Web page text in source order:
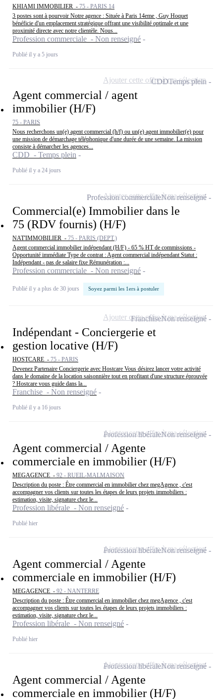
KHIAMI IMMOBILIER - 75 - PARIS 14
3 postes sont à pourvoir Notre agence : Située à Paris 14eme , Guy Hoquet
bénéficie d'un emplacement stratégique offrant une visibilité optimale et une
proximité directe avec notre clientèle. Nous...
Profession commerciale - Non renseigné
Publié il y a 5 jours
Agent commercial / agent
immobilier (H/F)
75 - PARIS
Nous recherchons un(e) agent commercial (h/f) ou un(e) agent immobilier(e) pour
une mission de démarchage téléphonique d'une durée de une semaine. La mission
consiste à démarcher les agences...
CDD - Temps plein
Publié il y a 24 jours
CDDTemps plein
Ajouter cette offre à ma sélection
Commercial(e) Immobilier dans le
75 (RDV fournis) (H/F)
NAT'IMMOBILIER - 75 - PARIS (DEPT.)
Agent commercial immobilier indépendant (H/F) - 65 % HT de commissions -
Opportunité immédiate Type de contrat : Agent commercial indépendant Statut :
Indépendant - pas de salaire fixe Rémunération :...
Profession commerciale - Non renseigné
Publié il y a plus de 30 jours Soyez parmi les 1ers à postuler
Profession commercialeNon renseigné
Ajouter cette offre à ma sélection
Indépendant - Conciergerie et
gestion locative (H/F)
HOSTCARE - 75 - PARIS
Devenez Partenaire Conciergerie avec Hostcare Vous désirez lancer votre activité
dans le domaine de la location saisonnière tout en profitant d'une structure éprouvée
? Hostcare vous guide dans la...
Franchise - Non renseigné
Publié il y a 16 jours
FranchiseNon renseigné
Ajouter cette offre à ma sélection
Agent commercial / Agente
commerciale en immobilier (H/F)
MEGAGENCE - 92 - RUEIL-MALMAISON
Description du poste : Être commercial en immobilier chez megAgence , c'est
accompagner vos clients sur toutes les étapes de leurs projets immobiliers :
estimation, visite, signature chez le...
Profession libérale - Non renseigné
Publié hier
Profession libéraleNon renseigné
Ajouter cette offre à ma sélection
Agent commercial / Agente
commerciale en immobilier (H/F)
MEGAGENCE - 92 - NANTERRE
Description du poste : Être commercial en immobilier chez megAgence , c'est
accompagner vos clients sur toutes les étapes de leurs projets immobiliers :
estimation, visite, signature chez le...
Profession libérale - Non renseigné
Publié hier
Profession libéraleNon renseigné
Ajouter cette offre à ma sélection
Agent commercial / Agente
commerciale en immobilier (H/F)
Profession libéraleNon renseigné
Ajouter cette offre à ma sélection